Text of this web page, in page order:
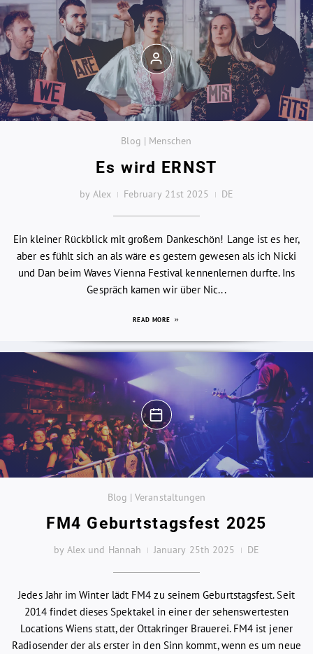
Blog | Menschen
Es wird ERNST
by Alex February 21st 2025 DE
Ein kleiner Rückblick mit großem Dankeschön! Lange ist es her,
aber es fühlt sich an als wäre es gestern gewesen als ich Nicki
und Dan beim Waves Vienna Festival kennenlernen durfte. Ins
Gespräch kamen wir über Nic...
READ MORE
Blog | Veranstaltungen
FM4 Geburtstagsfest 2025
by Alex und Hannah January 25th 2025 DE
Jedes Jahr im Winter lädt FM4 zu seinem Geburtstagsfest. Seit
2014 findet dieses Spektakel in einer der sehenswertesten
Locations Wiens statt, der Ottakringer Brauerei. FM4 ist jener
Radiosender der als erster in den Sinn kommt, wenn es um neue